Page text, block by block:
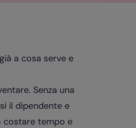
a cosa serve e
Senza una
il dipendente e
costare tempo e